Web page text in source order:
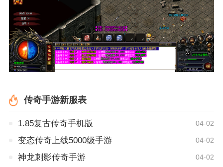
传奇手游新服表
1.85复古传奇手机版 04-02
变态传奇上线5000级手游 04-02
神龙刺影传奇手游 04-02